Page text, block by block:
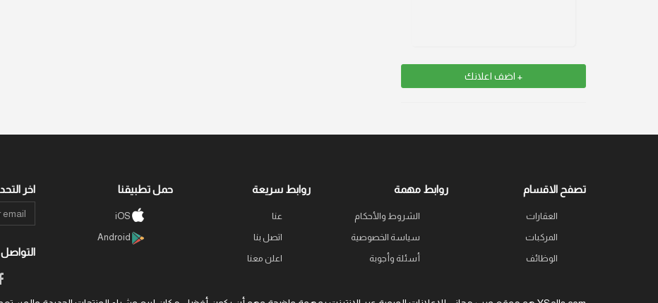
+ اضف اعلانك
تصفح الاقسام
العقارات
المركبات
الوظائف
روابط مهمة
الشروط والأحكام
سياسة الخصوصية
أسئلة وأجوبة
روابط سريعة
عنا
اتصل بنا
اعلن معنا
حمل تطبيقنا اخر